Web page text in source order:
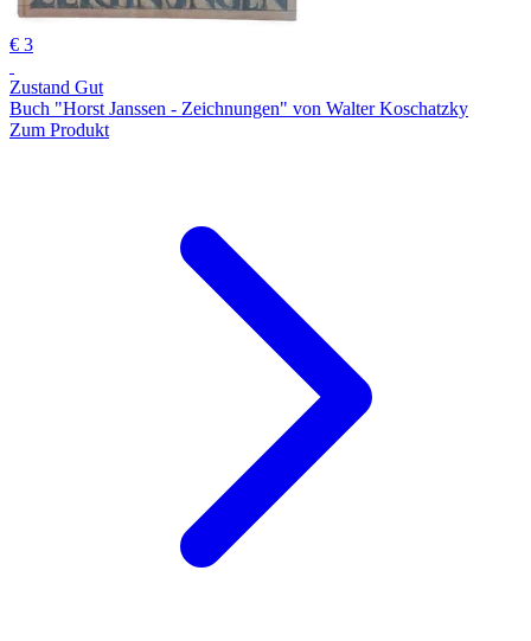
€ 3
Zustand Gut
Buch "Horst Janssen - Zeichnungen" von Walter Koschatzky
Zum Produkt